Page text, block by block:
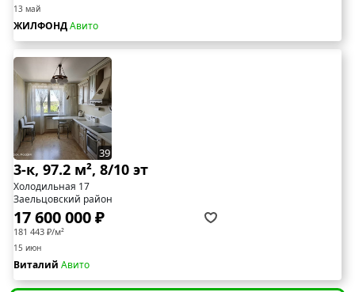
13 май
ЖИЛФОНДАвито
39
3-к, 97.2 м², 8/10 эт
Холодильная 17
Заельцовский район
17 600 000 ₽
181 443 ₽/м²
15 июн
Виталий Авито